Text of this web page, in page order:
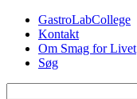
Gå til hovedindhold
GastroLabCollege
Kontakt
Om Smag for Livet
Søg